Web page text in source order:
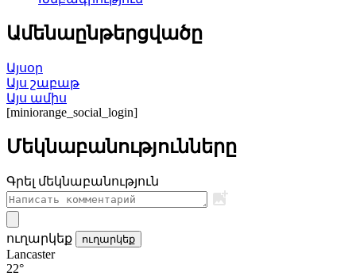
Ամենաընթերցվածը
Այսօր
Այս շաբաթ
Այս ամիս
[miniorange_social_login]
Մեկնաբանությունները
Գրել մեկնաբանություն
ուղարկեք ուղարկեք
Lancaster
22°